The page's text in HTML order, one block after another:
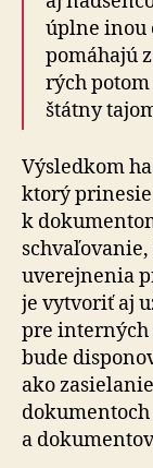
úplne inou
po­má­hajú
rých
štátny
Výsledkom
ktorý
k
uve­rej­ne­nia
je vytvoriť aj
pre interných
bude
ako
a